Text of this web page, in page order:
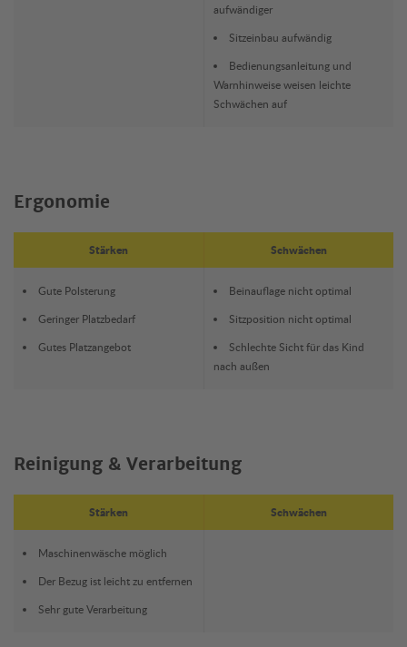
aufwändiger
Sitzeinbau aufwändig
Bedienungsanleitung und
Warnhinweise weisen leichte
Schwächen auf
Ergonomie
Stärken Schwächen
Gute Polsterung
Geringer Platzbedarf
Gutes Platzangebot
Beinauflage nicht optimal
Sitzposition nicht optimal
Schlechte Sicht für das Kind
nach außen
Reinigung & Verarbeitung
Stärken Schwächen
Maschinenwäsche möglich
Der Bezug ist leicht zu entfernen
Sehr gute Verarbeitung